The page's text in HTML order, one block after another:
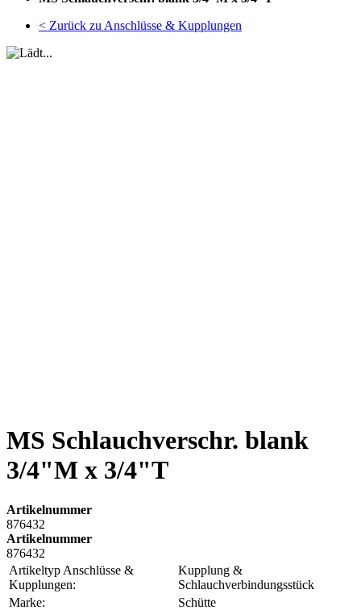
< Zurück zu Anschlüsse & Kupplungen
MS Schlauchverschr. blank
3/4"M x 3/4"T
Artikelnummer
876432
Artikelnummer
876432
Artikeltyp Anschlüsse &
Kupplungen:
Kupplung &
Schlauchverbindungsstück
Marke:
Schütte